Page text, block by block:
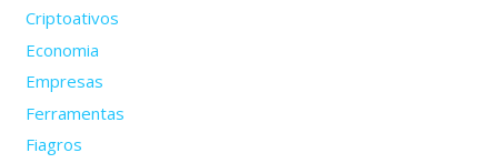
Criptoativos
Economia
Empresas
Ferramentas
Fiagros